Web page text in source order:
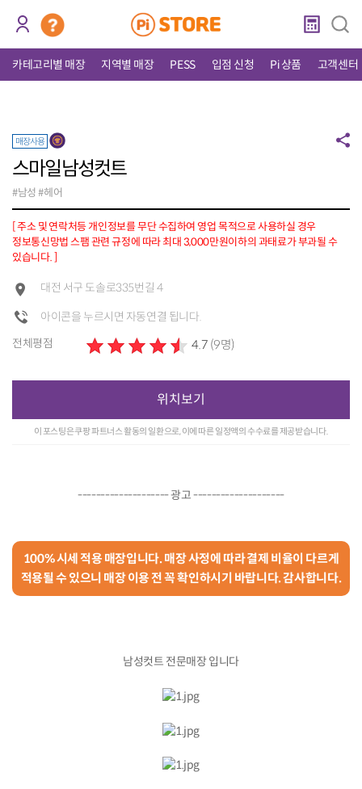
카테고리별 매장 지역별 매장 PESS 입점 신청 Pi 상품 고객센터
매장사용
스마일남성컷트
#남성 #헤어
[ 주소 및 연락처등 개인정보를 무단 수집하여 영업 목적으로 사용하실 경우
정보통신망법 스팸 관련 규정에 따라 최대 3,000만원이하의 과태료가 부과될 수
있습니다. ]
대전 서구 도솔로335번길 4
아이콘을 누르시면 자동연결 됩니다.
전체평점
4.7 (9명)
위치보기
이 포스팅은 쿠팡 파트너스 활동의 일환으로, 이에 따른 일정액의 수수료를 제공받습니다.
-------------------- 광고 --------------------
100% 시세 적용 매장입니다. 매장 사정에 따라 결제 비율이 다르게
적용될 수 있으니 매장 이용 전 꼭 확인하시기 바랍니다. 감사합니다.
남성컷트 전문매장 입니다